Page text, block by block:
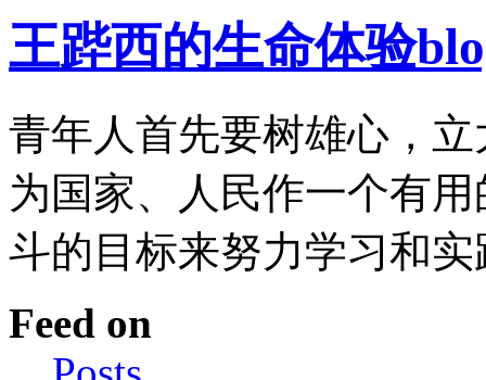
王跸西的生命体验
青年人首先要树雄心，
为国家、人民作一个有
斗的目标来努力学习和
Feed on